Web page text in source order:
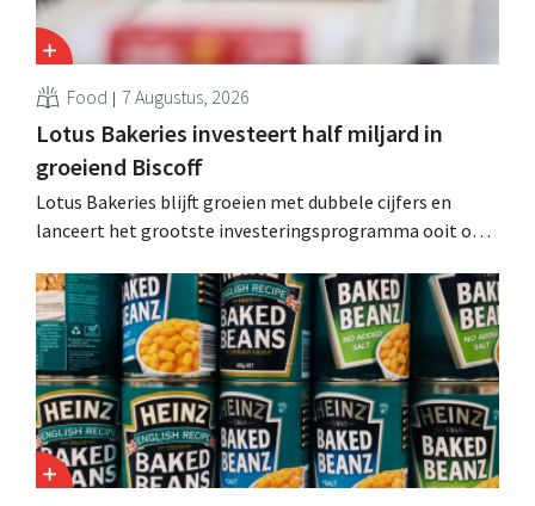
Food 7 Augustus, 2026
Lotus Bakeries investeert half miljard in
groeiend Biscoff
Lotus Bakeries blijft groeien met dubbele cijfers en
lanceert het grootste investeringsprogramma ooit om
moeten dit momentum grijpen”.